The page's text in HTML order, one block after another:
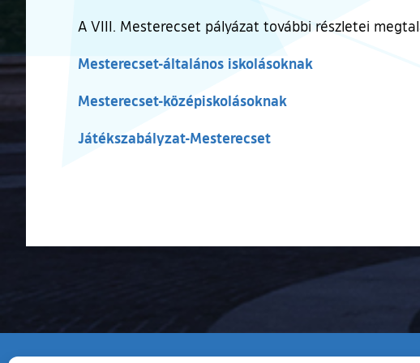
A VIII. Mesterecset pályázat további részletei
Mesterecset-általános iskolásoknak
Mesterecset-középiskolásoknak
Játékszabályzat-Mesterecset